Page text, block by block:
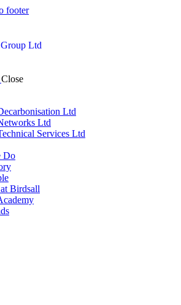
footer
Close
Ltd
Ltd
Services Ltd
Do
Birdsall